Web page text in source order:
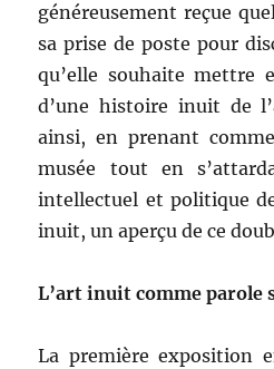
généreusement reçue
sa prise de poste pour
qu’elle souhaite mettre
d’une histoire inuit de
ainsi, en prenant
musée tout en
intellectuel et politique
inuit, un aperçu de ce
L’art inuit comme parole
La première exposition